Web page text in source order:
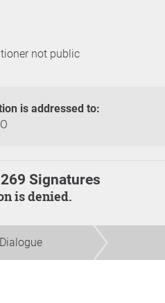
not public
is addressed to:
Signatures
is denied.
Dialogue